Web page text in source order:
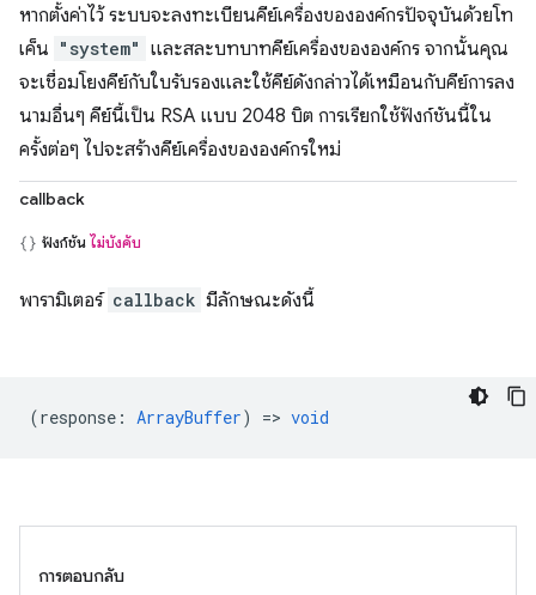
หากตั้งค่าไว้ ระบบจะลงทะเบียนคีย์เครื่องขององค์กรปัจจุบันด้วยโท
เค็น "system" และสละบทบาทคีย์เครื่องขององค์กร จากนั้นคุณ
จะเชื่อมโยงคีย์กับใบรับรองและใช้คีย์ดังกล่าวได้เหมือนกับคีย์การลง
นามอื่นๆ คีย์นี้เป็น RSA แบบ 2048 บิต การเรียกใช้ฟังก์ชันนี้ใน
ครั้งต่อๆ ไปจะสร้างคีย์เครื่องขององค์กรใหม่
callback
ฟังก์ชัน ไม่บังคับ
พารามิเตอร์ callback มีลักษณะดังนี้
(response : ArrayBuffer) => void
การตอบกลับ